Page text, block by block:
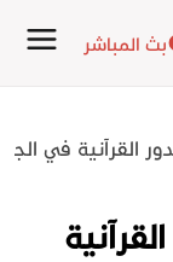
بث المباشر
القرآنية في